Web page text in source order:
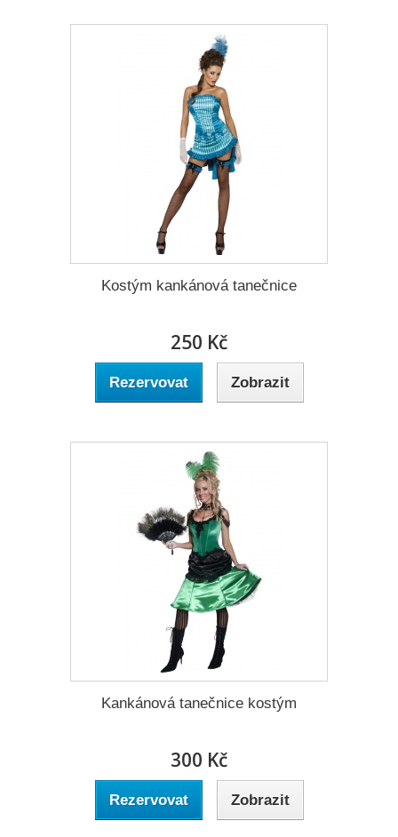
Kostým kankánová tanečnice
250 Kč
Rezervovat Zobrazit
Kankánová tanečnice kostým
300 Kč
Rezervovat Zobrazit